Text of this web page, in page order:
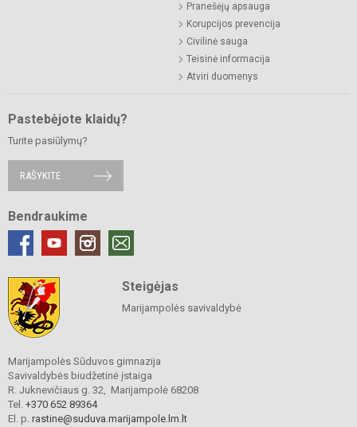
Pranešėjų apsauga
Korupcijos prevencija
Civilinė sauga
Teisinė informacija
Atviri duomenys
Pastebėjote klaidų?
Turite pasiūlymų?
RAŠYKITE
Bendraukime
Steigėjas
Marijampolės savivaldybė
Marijampolės Sūduvos gimnazija
Savivaldybės biudžetinė įstaiga
R. Juknevičiaus g. 32, Marijampolė 68208
Tel. +370 652 89364
El. p. rastine@suduva.marijampole.lm.lt